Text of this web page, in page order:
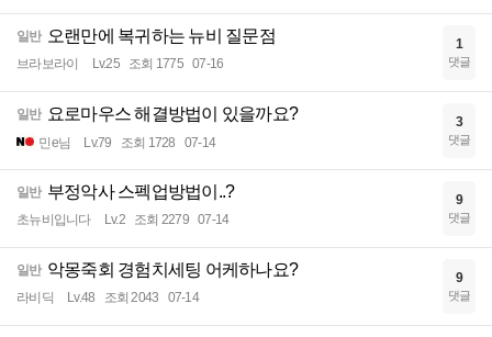
일반 오랜만에 복귀하는 뉴비 질문점
브라보라이 Lv.25 조회 1775 07-16
1
댓글
일반 요로마우스 해결방법이 있을까요?
민e님 Lv.79 조회 1728 07-14
3
댓글
일반 부정악사 스펙업방법이..?
초뉴비입니다 Lv.2 조회 2279 07-14
9
댓글
일반 악몽죽회 경험치세팅 어케하나요?
라비딕 Lv.48 조회 2043 07-14
9
댓글